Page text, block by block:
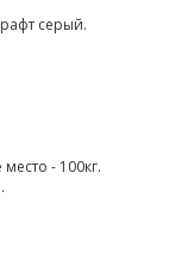
серый.
- 100кг.